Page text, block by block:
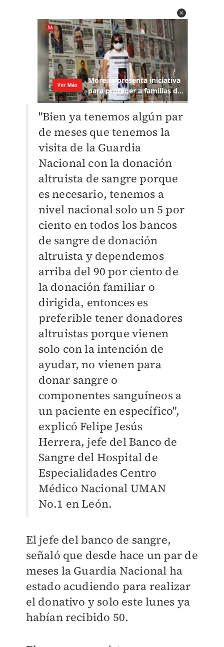
"Bien ya tenemos algún par
de meses que tenemos la
visita de la Guardia
Nacional con la donación
altruista de sangre porque
es necesario, tenemos a
nivel nacional solo un 5 por
ciento en todos los bancos
de sangre de donación
altruista y dependemos
arriba del 90 por ciento de
la donación familiar o
dirigida, entonces es
preferible tener donadores
altruistas porque vienen
solo con la intención de
ayudar, no vienen para
donar sangre o
componentes sanguíneos a
un paciente en específico",
explicó Felipe Jesús
Herrera, jefe del Banco de
Sangre del Hospital de
Especialidades Centro
Médico Nacional UMAN
No.1 en León.
El jefe del banco de sangre,
señaló que desde hace un par de
meses la Guardia Nacional ha
estado acudiendo para realizar
el donativo y solo este lunes ya
habían recibido 50.